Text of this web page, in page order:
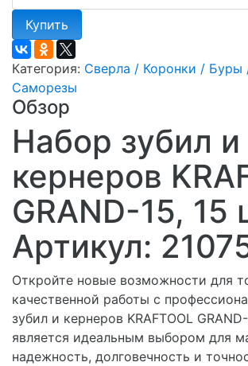
Купить
Категория: Сверла / Коронки /
Саморезы
Обзор
Набор зубил и
кернеров
GRAND-15, 15
Артикул:
Откройте новые возможности для
качественной работы с
зубил и кернеров KRAFTOOL
является идеальным выбором для
надежность, долговечность и